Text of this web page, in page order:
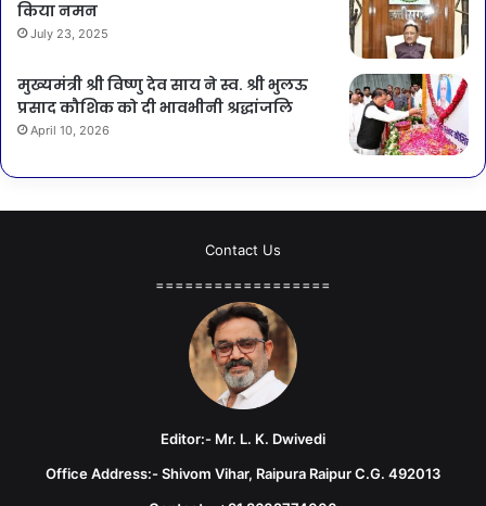
किया नमन
July 23, 2025
मुख्यमंत्री श्री विष्णु देव साय ने स्व. श्री भुलऊ
प्रसाद कौशिक को दी भावभीनी श्रद्धांजलि
April 10, 2026
Contact Us
==================
Editor:- Mr. L. K. Dwivedi
Office Address:- Shivom Vihar, Raipura Raipur C.G. 492013